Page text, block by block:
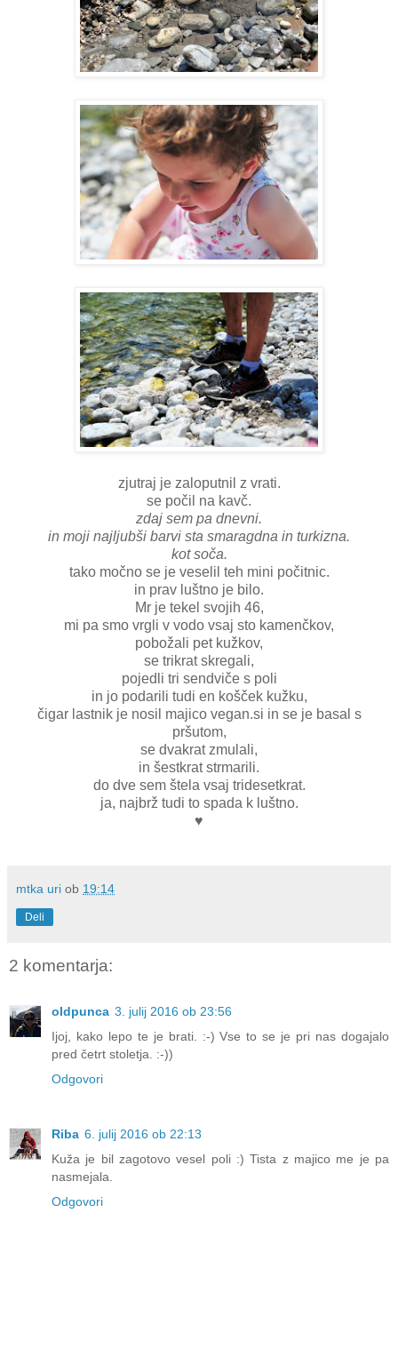
zjutraj je zaloputnil z vrati.
se počil na kavč.
zdaj sem pa dnevni.
in moji najljubši barvi sta smaragdna in turkizna.
kot soča.
tako močno se je veselil teh mini počitnic.
in prav luštno je bilo.
Mr je tekel svojih 46,
mi pa smo vrgli v vodo vsaj sto kamenčkov,
pobožali pet kužkov,
se trikrat skregali,
pojedli tri sendviče s poli
in jo podarili tudi en košček kužku,
čigar lastnik je nosil majico vegan.si in se je basal s
pršutom,
se dvakrat zmulali,
in šestkrat strmarili.
do dve sem štela vsaj tridesetkrat.
ja, najbrž tudi to spada k luštno.
♥
mtka uri ob 19:14
Deli
2 komentarja:
oldpunca 3. julij 2016 ob 23:56
Ijoj, kako lepo te je brati. :-) Vse to se je pri nas dogajalo
pred četrt stoletja. :-))
Odgovori
Riba 6. julij 2016 ob 22:13
Kuža je bil zagotovo vesel poli :) Tista z majico me je pa
nasmejala.
Odgovori